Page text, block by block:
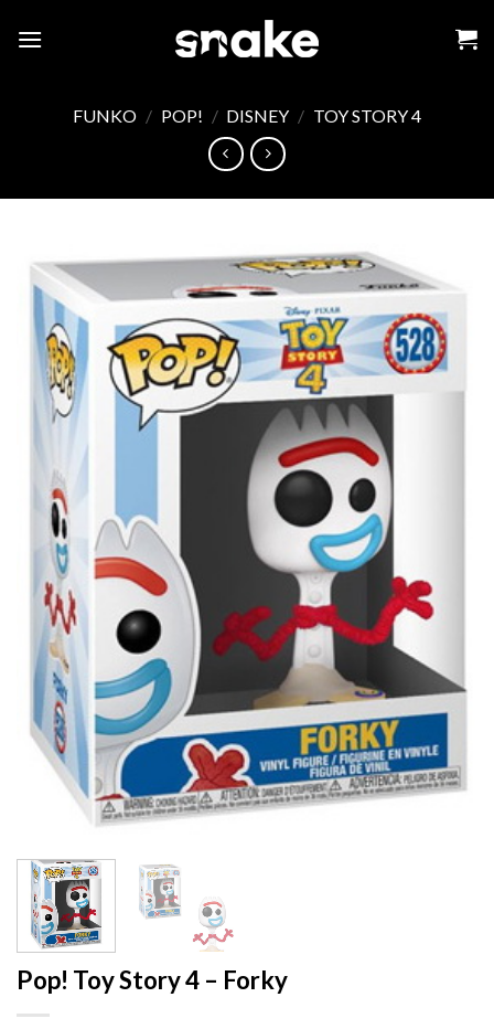
FUNKO / POP! / DISNEY / TOY STORY 4
Pop! Toy Story 4 – Forky